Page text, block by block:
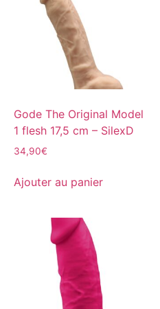
Gode The Original Model
1 flesh 17,5 cm – SilexD
34,90€
Ajouter au panier